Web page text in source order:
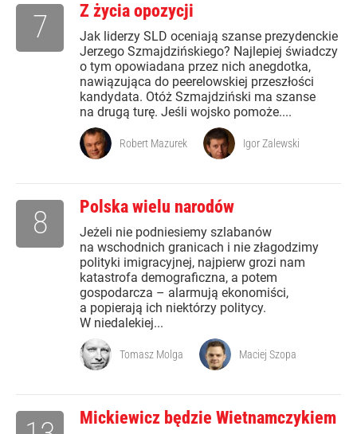
Z życia opozycji
Jak liderzy SLD oceniają szanse prezydenckie
Jerzego Szmajdzińskiego? Najlepiej świadczy
o tym opowiadana przez nich anegdotka,
nawiązująca do peerelowskiej przeszłości
kandydata. Otóż Szmajdziński ma szanse
na drugą turę. Jeśli wojsko pomoże....
7
Robert Mazurek Igor Zalewski
Polska wielu narodów
Jeżeli nie podniesiemy szlabanów
na wschodnich granicach i nie złagodzimy
polityki imigracyjnej, najpierw grozi nam
katastrofa demograficzna, a potem
gospodarcza – alarmują ekonomiści,
a popierają ich niektórzy politycy.
W niedalekiej...
8
Tomasz Molga Maciej Szopa
Mickiewicz będzie Wietnamczykiem